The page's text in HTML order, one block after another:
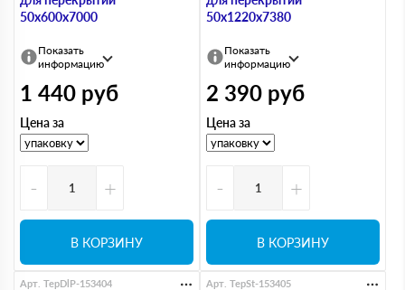
50х600х7000
Показать
информацию
1 440 руб
Цена за
- +
В КОРЗИНУ
50х1220х7380
Показать
информацию
2 390 руб
Цена за
- +
В КОРЗИНУ
Арт. TepDlP-153404 Арт. TepSt-153405